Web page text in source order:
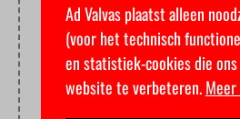
Ad Valvas plaatst alleen
(voor het technisch
en statistiek-cookies die
website te verbeteren.